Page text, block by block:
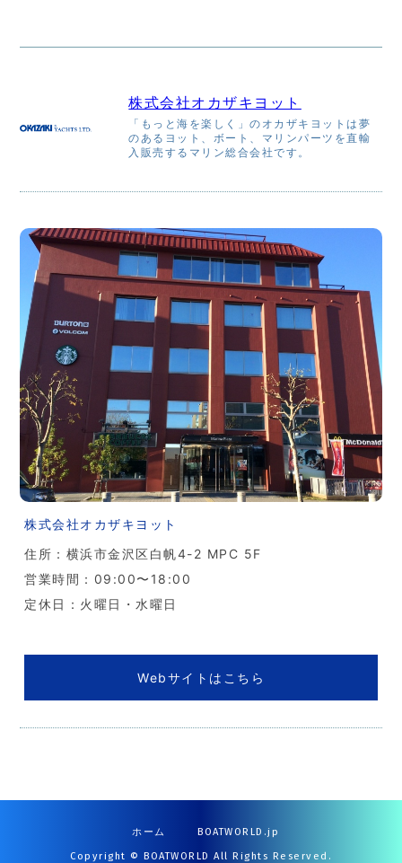
株式会社オカザキヨット
「もっと海を楽しく」のオカザキヨットは夢
のあるヨット、ボート、マリンパーツを直輸
入販売するマリン総合会社です。
株式会社オカザキヨット
住所：横浜市金沢区白帆4-2 MPC 5F
営業時間：09:00〜18:00
定休日：火曜日・水曜日
Webサイトはこちら
ホーム BOATWORLD.jp
Copyright © BOATWORLD All Rights Reserved.